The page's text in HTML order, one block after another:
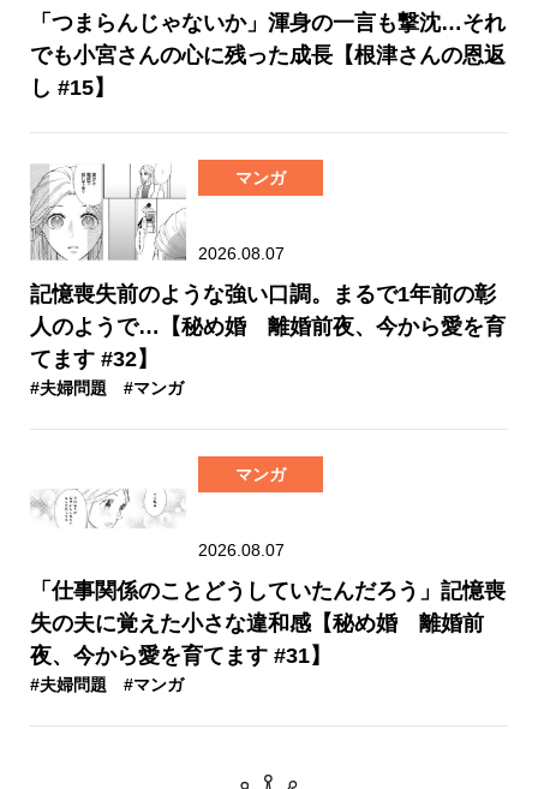
「つまらんじゃないか」渾身の一言も撃沈…それ
でも小宮さんの心に残った成長【根津さんの恩返
し #15】
マンガ
2026.08.07
記憶喪失前のような強い口調。まるで1年前の彰
人のようで…【秘め婚 離婚前夜、今から愛を育
てます #32】
#夫婦問題 #マンガ
マンガ
2026.08.07
「仕事関係のことどうしていたんだろう」記憶喪
失の夫に覚えた小さな違和感【秘め婚 離婚前
夜、今から愛を育てます #31】
#夫婦問題 #マンガ